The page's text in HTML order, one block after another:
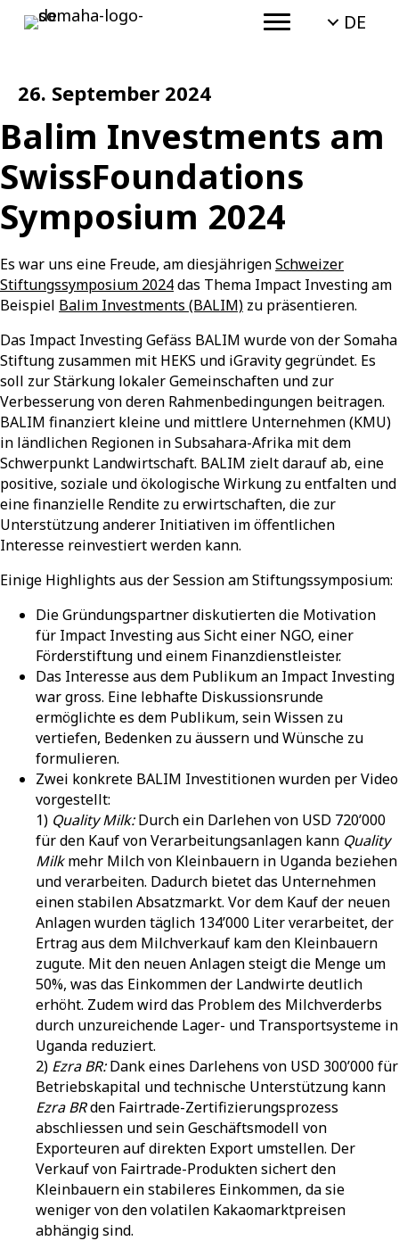
DE
26. September 2024
Balim Investments am
SwissFoundations
Symposium 2024
Es war uns eine Freude, am diesjährigenSchweizer
Stiftungssymposium 2024das Thema Impact Investing am
Beispiel Balim Investments (BALIM) zu präsentieren.
Das Impact Investing Gefäss BALIM wurde von der Somaha
Stiftung zusammen mit HEKS und iGravity gegründet. Es
soll zur Stärkung lokaler Gemeinschaften und zur
Verbesserung von deren Rahmenbedingungen beitragen.
BALIM finanziert kleine und mittlere Unternehmen (KMU)
in ländlichen Regionen in Subsahara-Afrika mit dem
Schwerpunkt Landwirtschaft. BALIM zielt darauf ab, eine
positive, soziale und ökologische Wirkung zu entfalten und
eine finanzielle Rendite zu erwirtschaften, die zur
Unterstützung anderer Initiativen im öffentlichen
Interesse reinvestiert werden kann.
Einige Highlights aus der Session am Stiftungssymposium:
Die Gründungspartner diskutierten die Motivation
für Impact Investing aus Sicht einer NGO, einer
Förderstiftung und einem Finanzdienstleister.
Das Interesse aus dem Publikum an Impact Investing
war gross. Eine lebhafte Diskussionsrunde
ermöglichte es dem Publikum, sein Wissen zu
vertiefen, Bedenken zu äussern und Wünsche zu
formulieren.
Zwei konkrete BALIM Investitionen wurden per Video
vorgestellt:
1) Quality Milk:Durch ein Darlehen von USD 720’000
für den Kauf von Verarbeitungsanlagen kann Quality
Milkmehr Milch von Kleinbauern in Uganda beziehen
und verarbeiten. Dadurch bietet das Unternehmen
einen stabilen Absatzmarkt. Vor dem Kauf der neuen
Anlagen wurden täglich 134’000 Liter verarbeitet, der
Ertrag aus dem Milchverkauf kam den Kleinbauern
zugute. Mit den neuen Anlagen steigt die Menge um
50%, was das Einkommen der Landwirte deutlich
erhöht. Zudem wird das Problem des Milchverderbs
durch unzureichende Lager- und Transportsysteme in
Uganda reduziert.
2) Ezra BR:Dank eines Darlehens von USD 300’000 für
Betriebskapital und technische Unterstützung kann
Ezra BRden Fairtrade-Zertifizierungsprozess
abschliessen und sein Geschäftsmodell von
Exporteuren auf direkten Export umstellen. Der
Verkauf von Fairtrade-Produkten sichert den
Kleinbauern ein stabileres Einkommen, da sie
weniger von den volatilen Kakaomarktpreisen
abhängig sind.